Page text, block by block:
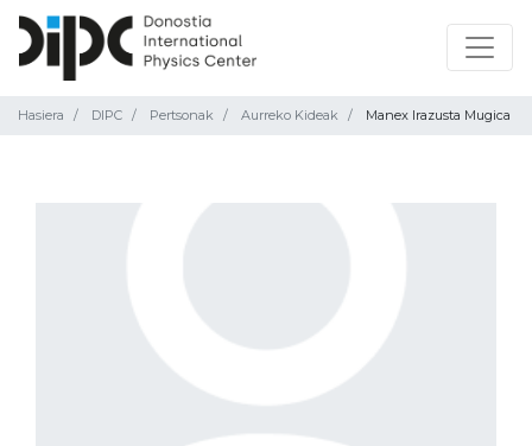
Hasiera DIPC Pertsonak Aurreko Kideak Manex Irazusta Mugica